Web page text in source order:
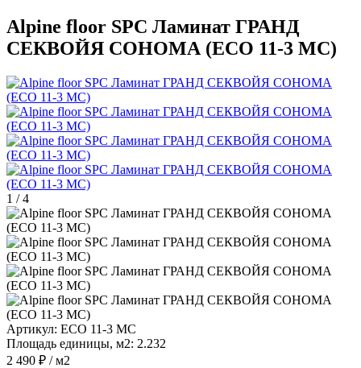
Alpine floor SPC Ламинат ГРАНД
СЕКВОЙЯ СОНОМА (ECO 11-3 MC)
1 /4
Артикул: ECO 11-3 MC
Площадь единицы, м2: 2.232
2 490 ₽ / м2